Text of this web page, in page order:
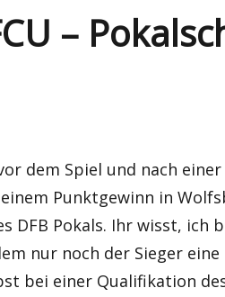
–
dem Spiel und nach
Punktgewinn in
DFB Pokals. Ihr wisst, ich
nur noch der Sieger
bei einer Qualifikation